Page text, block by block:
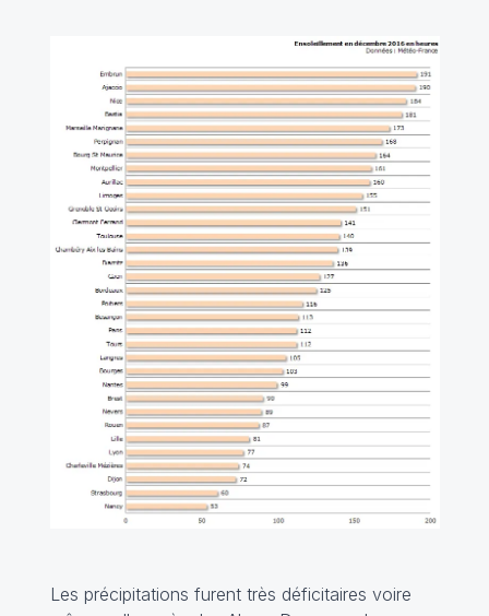
Les précipitations furent très déficitaires voire